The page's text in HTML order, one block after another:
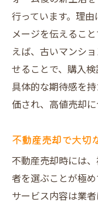
行っています。理
メージを伝えるこ
えば、古いマンシ
せることで、購入
具体的な期待感を
価され、高値売却に
不動産売却で大切
不動産売却時には
者を選ぶことが極
サービス内容は業